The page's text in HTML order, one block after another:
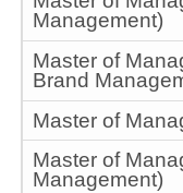
Management)
Master of
Brand
Master of
Master of
Management)